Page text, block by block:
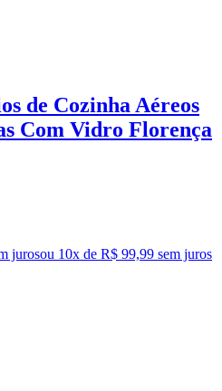
de Cozinha Aéreos
Com Vidro Florença
jurosou 10x de R$ 99,99 sem juros